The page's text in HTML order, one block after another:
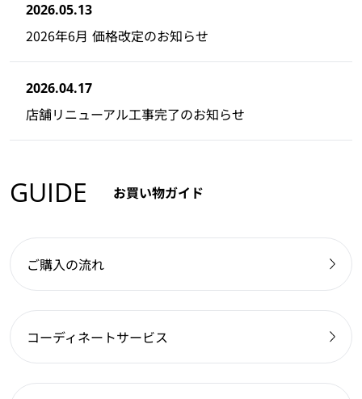
2026.05.13
2026年6月 価格改定のお知らせ
2026.04.17
店舗リニューアル工事完了のお知らせ
GUIDE お買い物ガイド
ご購入の流れ
コーディネートサービス